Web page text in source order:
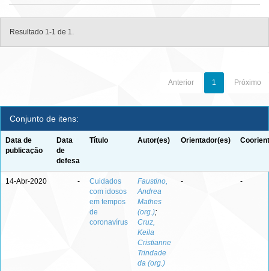
Resultado 1-1 de 1.
Anterior 1 Próximo
Conjunto de itens:
Data de
publicação
Data
de
defesa
Título Autor(es) Orientador(es)
14-Abr-2020 -
Cuidados
com idosos
em tempos
de
coronavírus
Faustino,
Andrea
Mathes
(org.);
Cruz,
Keila
Cristianne
Trindade
da (org.)
- -